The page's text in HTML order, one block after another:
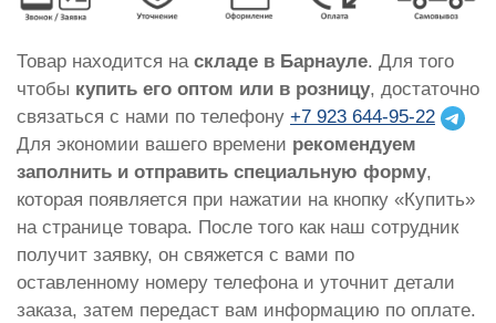
Товар находится на складе в Барнауле. Для того
чтобы купить его оптом или в розницу, достаточно
связаться с нами по телефону +7 923 644-95-22
Для экономии вашего времени рекомендуем
заполнить и отправить специальную форму,
которая появляется при нажатии на кнопку «Купить»
на странице товара. После того как наш сотрудник
получит заявку, он свяжется с вами по
оставленному номеру телефона и уточнит детали
заказа, затем передаст вам информацию по оплате.